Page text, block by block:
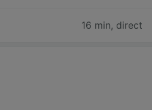
16 min, direct